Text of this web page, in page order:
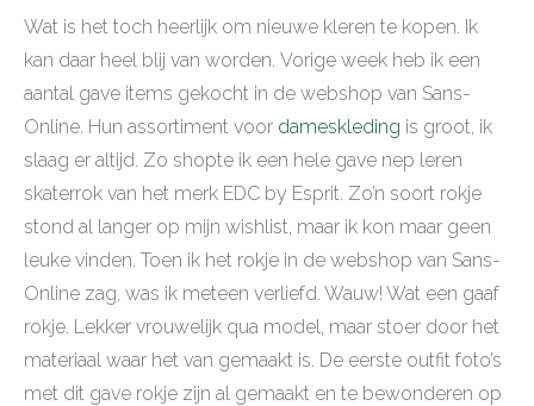
Wat is het toch heerlijk om nieuwe kleren te kopen. Ik
kan daar heel blij van worden. Vorige week heb ik een
aantal gave items gekocht in de webshop van Sans-
Online. Hun assortiment voor dameskleding is groot, ik
slaag er altijd. Zo shopte ik een hele gave nep leren
skaterrok van het merk EDC by Esprit. Zo’n soort rokje
stond al langer op mijn wishlist, maar ik kon maar geen
leuke vinden. Toen ik het rokje in de webshop van Sans-
Online zag, was ik meteen verliefd. Wauw! Wat een gaaf
rokje. Lekker vrouwelijk qua model, maar stoer door het
materiaal waar het van gemaakt is. De eerste outfit foto’s
met dit gave rokje zijn al gemaakt en te bewonderen op